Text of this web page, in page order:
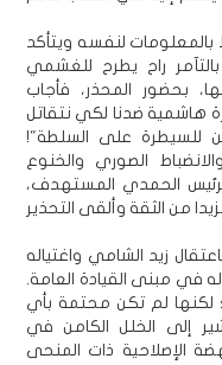
لنفسه ويتأكد
راح يطرح للغشمي
بحضور المحذر، فأجاب
هاشمية ضدنا لكي نتقاتل
للسيطرة على السلطة"!
الصوري والخنوع
الحمدي المستهدف،
من الثقة وألقى التحذير
زيد الشامي واغتياله
في مبنى القيادة العامة.
لكنها لم تكن محتمة بأي
إلى الخلل الكامن في
الإصلاحية ذات المنحى